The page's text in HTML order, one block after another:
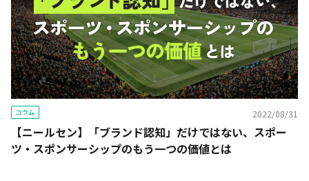
コラム 2022/08/31
【ニールセン】「ブランド認知」だけではない、スポー
ツ・スポンサーシップのもう一つの価値とは